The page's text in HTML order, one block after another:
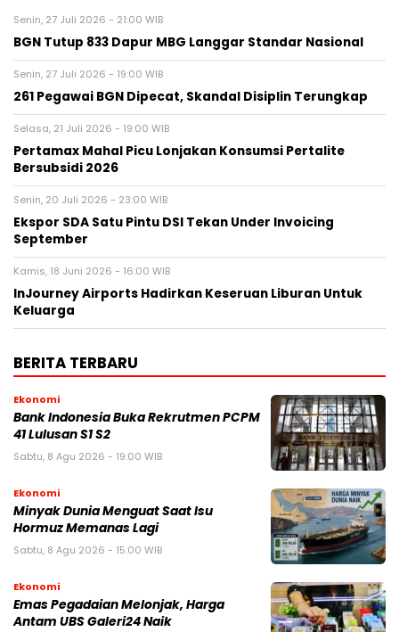
Senin, 27 Juli 2026 - 21:00 WIB
BGN Tutup 833 Dapur MBG Langgar Standar Nasional
Senin, 27 Juli 2026 - 19:00 WIB
261 Pegawai BGN Dipecat, Skandal Disiplin Terungkap
Selasa, 21 Juli 2026 - 19:00 WIB
Pertamax Mahal Picu Lonjakan Konsumsi Pertalite
Bersubsidi 2026
Senin, 20 Juli 2026 - 23:00 WIB
Ekspor SDA Satu Pintu DSI Tekan Under Invoicing
September
Kamis, 18 Juni 2026 - 16:00 WIB
InJourney Airports Hadirkan Keseruan Liburan Untuk
Keluarga
BERITA TERBARU
Ekonomi
Bank Indonesia Buka Rekrutmen PCPM
41 Lulusan S1 S2
Sabtu, 8 Agu 2026 - 19:00 WIB
Ekonomi
Minyak Dunia Menguat Saat Isu
Hormuz Memanas Lagi
Sabtu, 8 Agu 2026 - 15:00 WIB
Ekonomi
Emas Pegadaian Melonjak, Harga
Antam UBS Galeri24 Naik